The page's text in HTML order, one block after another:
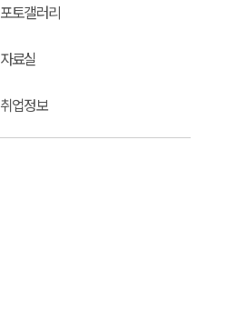
포토갤러리
자료실
취업정보